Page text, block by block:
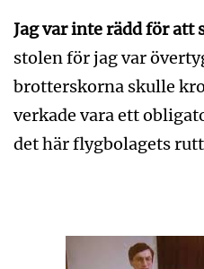
Jag var inte rädd för att
stolen för jag var
brotterskorna skulle
verkade vara ett
det här flygbolagets